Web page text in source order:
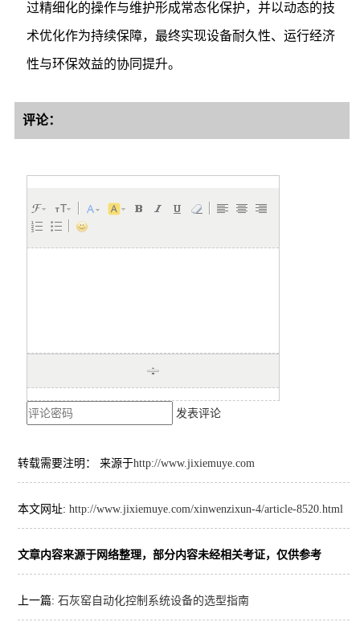
过精细化的操作与维护形成常态化保护，并以动态的技
术优化作为持续保障，最终实现设备耐久性、运行经济
性与环保效益的协同提升。
评论：
发表评论
转载需要注明： 来源于http://www.jixiemuye.com
本文网址: http://www.jixiemuye.com/xinwenzixun-4/article-8520.html
文章内容来源于网络整理，部分内容未经相关考证，仅供参考
上一篇: 石灰窑自动化控制系统设备的选型指南